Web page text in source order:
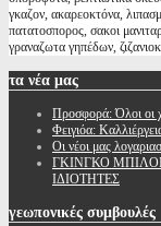
γκαζον, ακαρεοκτόνα,
πατατοσπορος, σακοι
γραναζωτα γηπέδων,
τα νέα μας
Προσφορά: Όλοι οι
Φειγιόα:
Oι νέοι μας
ΓΚΙΝΓΚΟ
ΙΔΙΟΤΗΤΕΣ
γεωπονικές συμβουλές